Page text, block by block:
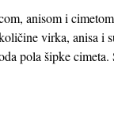
anisom i
virka, anisa i
pola šipke